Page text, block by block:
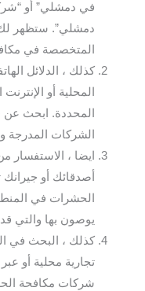
في دمشلي” أو
دمشلي”. ستظهر لك
المتخصصة في
كذلك ، الدلائل
المحلية أو
المحددة. ابحث
الشركات المدرجة
ايضا ، الاستفسار
أصدقائك أو
الحشرات في
يوصون بها والتي
كذلك ، البحث في
تجارية محلية أو
شركات مكافحة